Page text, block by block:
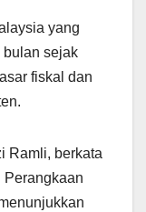
yang
bulan sejak
fiskal dan
Ramli, berkata
Perangkaan